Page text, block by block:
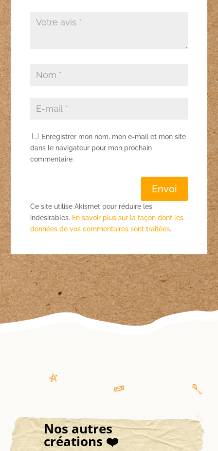
Enregistrer mon nom, mon e-mail et mon site
dans le navigateur pour mon prochain
commentaire.
Envoi
Ce site utilise Akismet pour réduire les
indésirables. En savoir plus sur la façon dont les
données de vos commentaires sont traitées.
Nos autres
créations ❤️